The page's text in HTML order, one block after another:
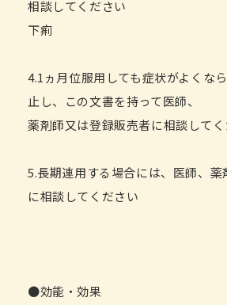
相談してください
下痢
4.1ヵ月位服用しても症状がよくな
止し、この文書を持って医師、
薬剤師又は登録販売者に相談して
5.長期連用する場合には、医師、
に相談してください
●効能・効果